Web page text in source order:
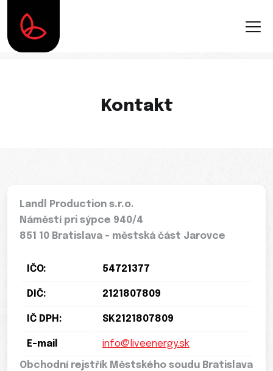
Kontakt
Landl Production s.r.o.
Náměstí pri sýpce 940/4
851 10 Bratislava - městská část Jarovce
IČO: 54721377
DIČ: 2121807809
IČ DPH: SK2121807809
E-mail info@liveenergy.sk
Obchodní rejstřík Městského soudu Bratislava